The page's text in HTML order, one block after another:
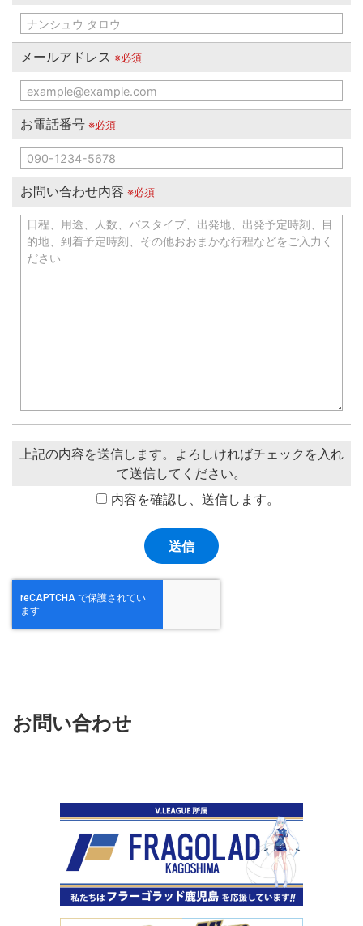
メールアドレス ※必須
お電話番号 ※必須
お問い合わせ内容 ※必須
上記の内容を送信します。よろしければチェックを入れ
て送信してください。
内容を確認し、送信します。
お問い合わせ